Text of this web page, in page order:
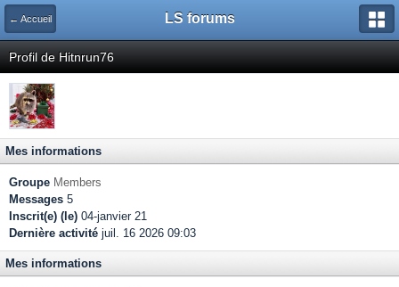
← Accueil LS forums
Profil de Hitnrun76
Mes informations
Groupe Members
Messages 5
Inscrit(e) (le) 04-janvier 21
Dernière activité juil. 16 2026 09:03
Mes informations